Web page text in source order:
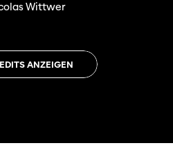
Wittwer
ANZEIGEN